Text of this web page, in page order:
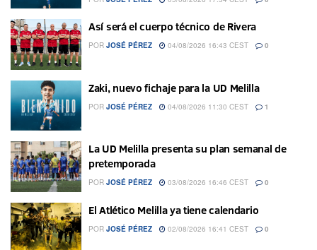
Así será el cuerpo técnico de Rivera
POR JOSÉ PÉREZ 04/08/2026 16:43 CEST 0
Zaki, nuevo fichaje para la UD Melilla
POR JOSÉ PÉREZ 04/08/2026 11:30 CEST 1
La UD Melilla presenta su plan semanal de
pretemporada
POR JOSÉ PÉREZ 03/08/2026 16:46 CEST 0
El Atlético Melilla ya tiene calendario
POR JOSÉ PÉREZ 02/08/2026 16:41 CEST 0